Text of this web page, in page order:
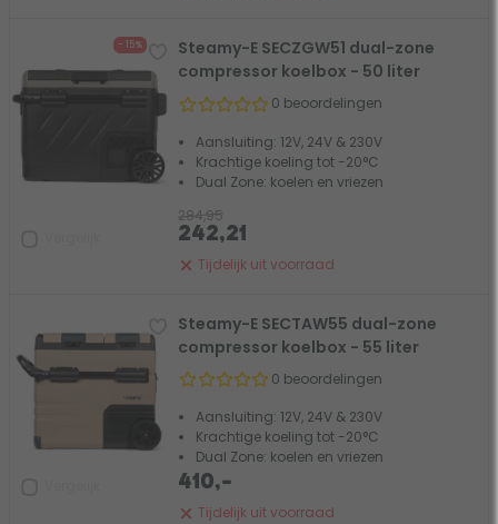
- 15%
Steamy-E SECZGW51 dual-zone
compressor koelbox - 50 liter
0 beoordelingen
Aansluiting: 12V, 24V & 230V
Krachtige koeling tot -20°C
Dual Zone: koelen en vriezen
Tijdelijk uit voorraad
284,95
242,21
Steamy-E SECTAW55 dual-zone
compressor koelbox - 55 liter
0 beoordelingen
Aansluiting: 12V, 24V & 230V
Krachtige koeling tot -20°C
Dual Zone: koelen en vriezen
Tijdelijk uit voorraad
410,-